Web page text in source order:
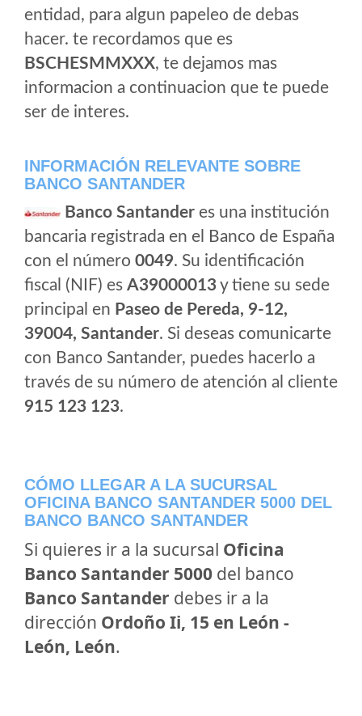
entidad, para algun papeleo de debas
hacer. te recordamos que es
BSCHESMMXXX, te dejamos mas
informacion a continuacion que te puede
ser de interes.
INFORMACIÓN RELEVANTE SOBRE
BANCO SANTANDER
Banco Santander es una institución
bancaria registrada en el Banco de España
con el número 0049. Su identificación
fiscal (NIF) es A39000013y tiene su sede
principal en Paseo de Pereda, 9-12,
39004, Santander. Si deseas comunicarte
con Banco Santander, puedes hacerlo a
través de su número de atención al cliente
915 123 123.
CÓMO LLEGAR A LA SUCURSAL
OFICINA BANCO SANTANDER 5000 DEL
BANCO BANCO SANTANDER
Si quieres ir a la sucursal Oficina
Banco Santander 5000 del banco
Banco Santander debes ir a la
dirección Ordoño Ii, 15 en León -
León, León.